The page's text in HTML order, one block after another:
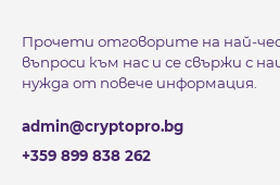
Прочети отговорите на най-
въпроси към нас и се свържи с
нужда от повече информация.
admin@cryptopro.bg
+359 899 838 262